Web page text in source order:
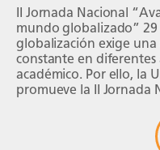
II Jornada Nacional
mundo globalizado” 29
globalización exige una
constante en diferentes
académico. Por ello, la
promueve la II Jornada
busca propiciar el